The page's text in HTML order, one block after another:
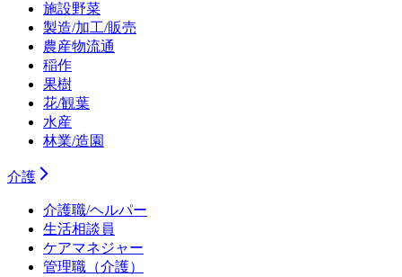
施設野菜
製造/加工/販売
農産物流通
稲作
果樹
花/観葉
水産
林業/造園
介護
介護職/ヘルパー
生活相談員
ケアマネジャー
管理職（介護）